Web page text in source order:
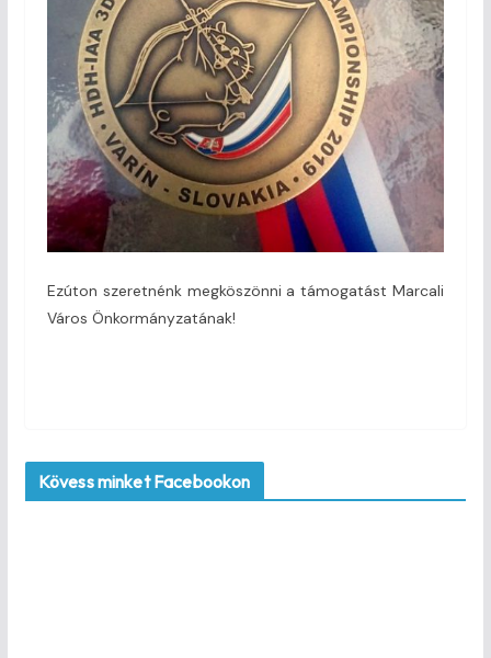
Ezúton szeretnénk megköszönni a támogatást Marcali
Város Önkormányzatának!
Kövess minket Facebookon